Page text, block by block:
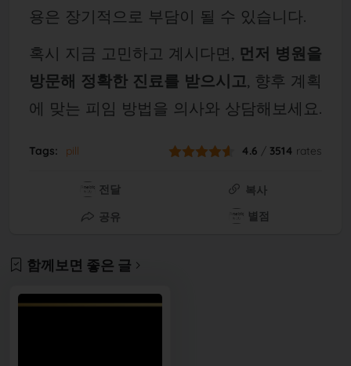
용은 장기적으로 부담이 될 수 있습니다.
혹시 지금 고민하고 계시다면, 먼저 병원을
방문해 정확한 진료를 받으시고, 향후 계획
에 맞는 피임 방법을 의사와 상담해보세요.
Tags: pill 4.6 / 3514 rates
전달
복사
공유
별점
함께보면 좋은 글